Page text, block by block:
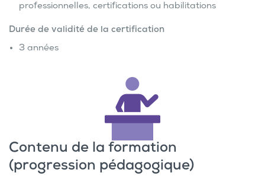
professionnelles, certifications ou habilitations
Durée de validité de la certification
3 années
Contenu de la formation
(progression pédagogique)